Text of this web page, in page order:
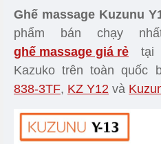
Ghế massage Kuzunu
phẩm bán chạy
ghế massage giá rẻ tại
Kazuko trên toàn quốc
838-3TF, KZ Y12 và